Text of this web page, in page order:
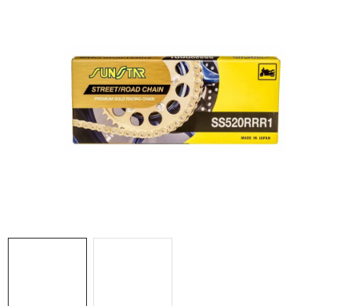
NÁPLNĚ A KAPALINY
NÁHRADNÍ DÍLY